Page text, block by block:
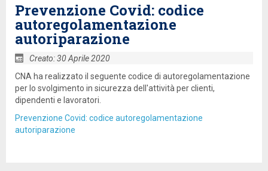
Prevenzione Covid: codice
autoregolamentazione
autoriparazione
Creato: 30 Aprile 2020
CNA ha realizzato il seguente codice di autoregolamentazione
per lo svolgimento in sicurezza dell'attività per clienti,
dipendenti e lavoratori.
Prevenzione Covid: codice autoregolamentazione
autoriparazione